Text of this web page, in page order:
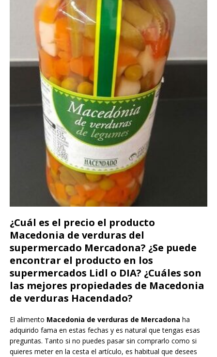
¿Cuál es el precio el producto
Macedonia de verduras del
supermercado Mercadona? ¿Se puede
encontrar el producto en los
supermercados Lidl o DIA? ¿Cuáles son
las mejores propiedades de Macedonia
de verduras Hacendado?
El alimento Macedonia de verduras de Mercadona ha
adquirido fama en estas fechas y es natural que tengas esas
preguntas. Tanto si no puedes pasar sin comprarlo como si
quieres meter en la cesta el artículo, es habitual que desees